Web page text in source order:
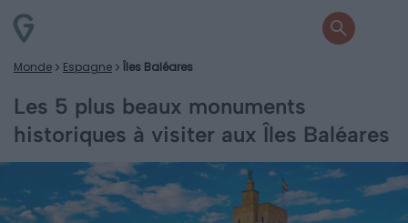
Monde Espagne Îles Baléares
Les 5 plus beaux monuments
historiques à visiter aux Îles Baléares